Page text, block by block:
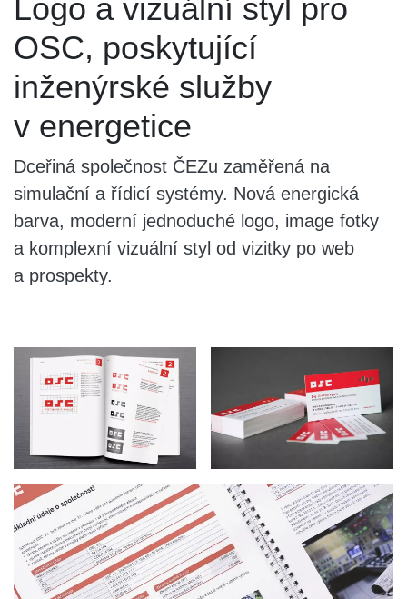
Logo a vizuální styl pro
OSC, poskytující
inženýrské služby
v energetice
Dceřiná společnost ČEZu zaměřená na
simulační a řídicí systémy. Nová energická
barva, moderní jednoduché logo, image fotky
a komplexní vizuální styl od vizitky po web
a prospekty.